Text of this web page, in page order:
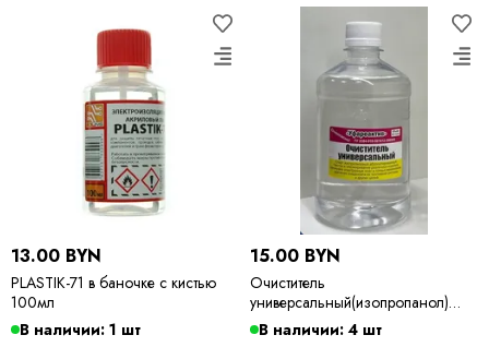
13.00 BYN
PLASTIK-71 в баночке с кистью
100мл
В наличии: 1 шт
15.00 BYN
Очиститель
универсальный(изопропанол)
500мл
В наличии: 4 шт